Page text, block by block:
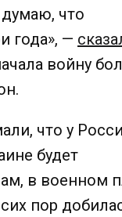
что
года», —
войну
что у
будет
в военном
пор